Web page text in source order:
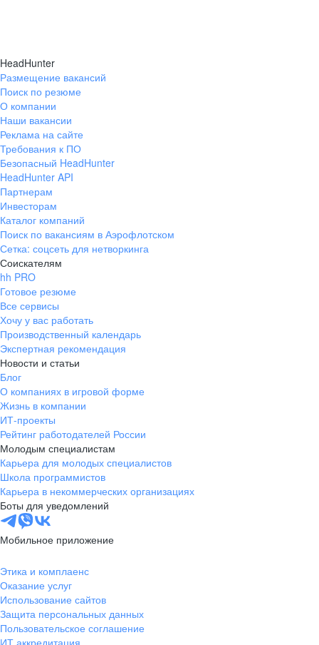
HeadHunter
Размещение вакансий
Поиск по резюме
О компании
Наши вакансии
Реклама на сайте
Требования к ПО
Безопасный HeadHunter
HeadHunter API
Партнерам
Инвесторам
Каталог компаний
Поиск по вакансиям в Аэрофлотском
Сетка: соцсеть для нетворкинга
Соискателям
hh PRO
Готовое резюме
Все сервисы
Хочу у вас работать
Производственный календарь
Экспертная рекомендация
Новости и статьи
Блог
О компаниях в игровой форме
Жизнь в компании
ИТ-проекты
Рейтинг работодателей России
Молодым специалистам
Карьера для молодых специалистов
Школа программистов
Карьера в некоммерческих организациях
Боты для уведомлений
Мобильное приложение
Этика и комплаенс
Оказание услуг
Использование сайтов
Защита персональных данных
Пользовательское соглашение